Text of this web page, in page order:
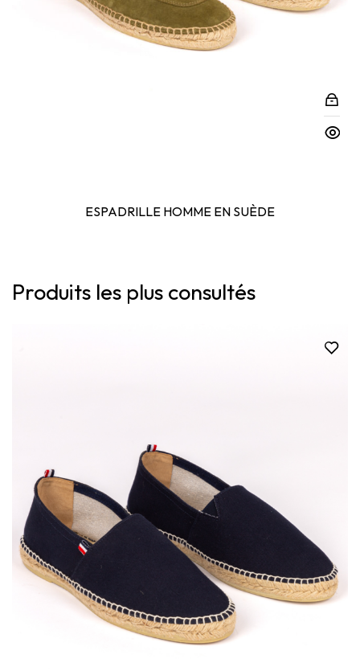
ESPADRILLE HOMME EN SUÈDE
Produits les plus consultés